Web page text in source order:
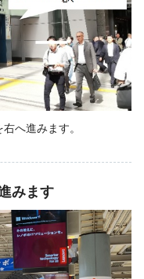
へ進みます。
みます